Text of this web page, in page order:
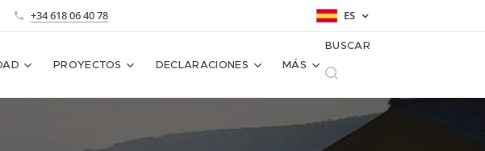
+34 618 06 40 78 ES
PROYECTOS DECLARACIONES MÁS
BUSCAR